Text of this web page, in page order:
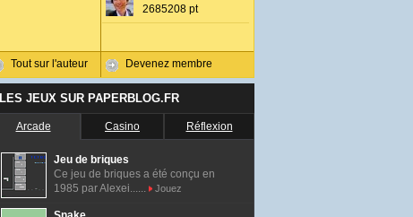
Tout sur l'auteur
2685208 pt
Devenez membre
LES JEUX SUR PAPERBLOG.FR
Arcade Casino Réflexion
Jeu de briques
Ce jeu de briques a été conçu en
1985 par Alexei......
Jouez